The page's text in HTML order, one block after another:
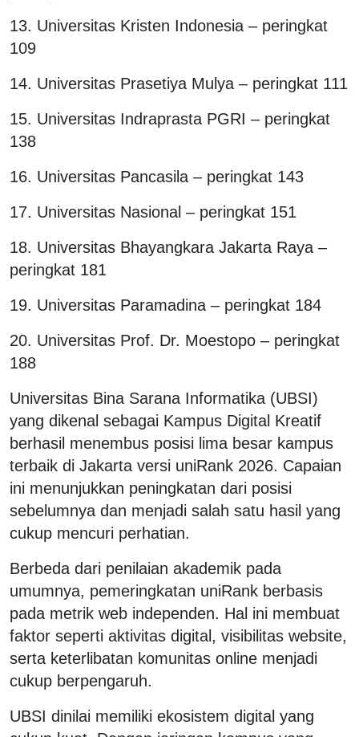
13. Universitas Kristen Indonesia – peringkat
109
14. Universitas Prasetiya Mulya – peringkat 111
15. Universitas Indraprasta PGRI – peringkat
138
16. Universitas Pancasila – peringkat 143
17. Universitas Nasional – peringkat 151
18. Universitas Bhayangkara Jakarta Raya –
peringkat 181
19. Universitas Paramadina – peringkat 184
20. Universitas Prof. Dr. Moestopo – peringkat
188
Universitas Bina Sarana Informatika (UBSI)
yang dikenal sebagai Kampus Digital Kreatif
berhasil menembus posisi lima besar kampus
terbaik di Jakarta versi uniRank 2026. Capaian
ini menunjukkan peningkatan dari posisi
sebelumnya dan menjadi salah satu hasil yang
cukup mencuri perhatian.
Berbeda dari penilaian akademik pada
umumnya, pemeringkatan uniRank berbasis
pada metrik web independen. Hal ini membuat
faktor seperti aktivitas digital, visibilitas website,
serta keterlibatan komunitas online menjadi
cukup berpengaruh.
UBSI dinilai memiliki ekosistem digital yang